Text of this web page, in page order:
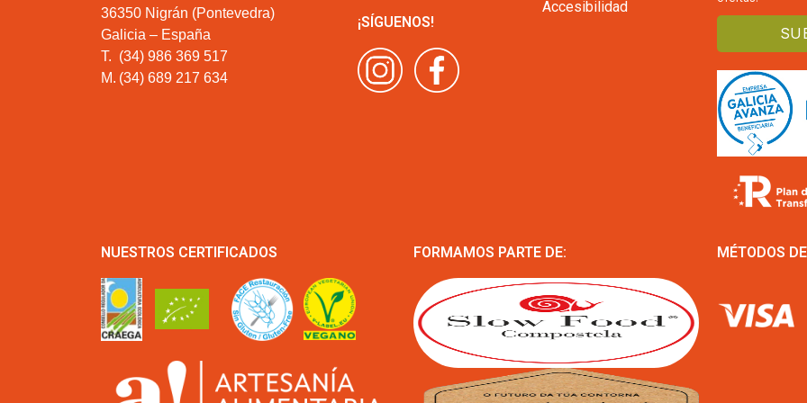
36350 Nigrán (Pontevedra)
Galicia – España
T. (34) 986 369 517
M. (34) 689 217 634
¡SÍGUENOS!
Accesibilidad
NUESTROS CERTIFICADOS FORMAMOS PARTE DE: MÉTODOS